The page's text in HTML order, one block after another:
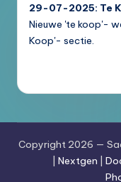
29-07-2025: Te
Nieuwe 'te koop'-
Koop'- sectie.
Copyright 2026 —
Nextgen